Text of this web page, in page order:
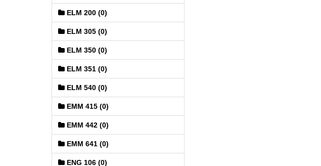
ELM 200 (0)
ELM 305 (0)
ELM 350 (0)
ELM 351 (0)
ELM 540 (0)
EMM 415 (0)
EMM 442 (0)
EMM 641 (0)
ENG 106 (0)